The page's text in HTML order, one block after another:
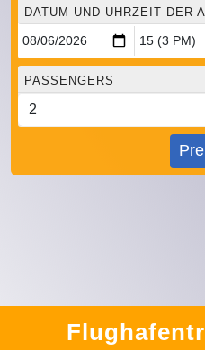
DATUM UND UHRZEIT DER
PASSENGERS